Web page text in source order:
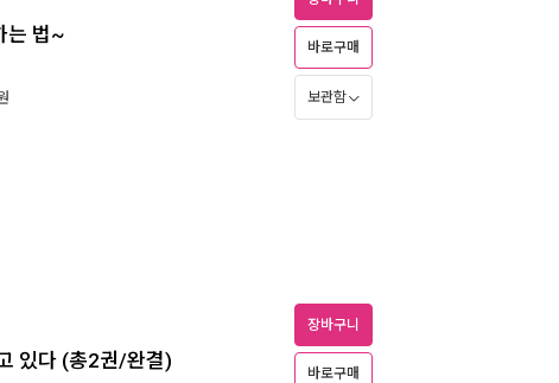
는 법~
바로구매
보관함
있다 (총2권/완결)
장바구니
바로구매